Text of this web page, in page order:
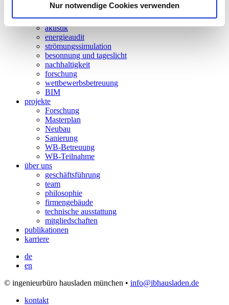
Nur notwendige Cookies verwenden
thermische bauphysik
thermische simulation
akustik
energieaudit
strömungssimulation
besonnung und tageslicht
nachhaltigkeit
forschung
wettbewerbsbetreuung
BIM
projekte
Forschung
Masterplan
Neubau
Sanierung
WB-Betreuung
WB-Teilnahme
über uns
geschäftsführung
team
philosophie
firmengebäude
technische ausstattung
mitgliedschaften
publikationen
karriere
de
en
© ingenieurbüro hausladen münchen • info@ibhausladen.de
kontakt